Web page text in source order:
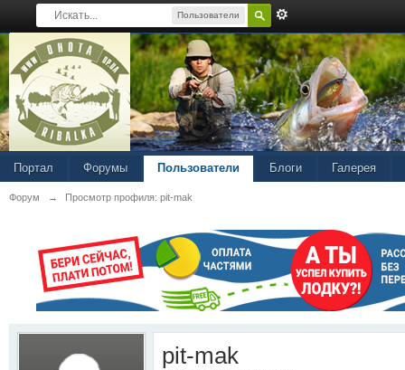
Пользователи
Портал Форумы Пользователи Блоги Галерея
Форум → Просмотр профиля: pit-mak
pit-mak